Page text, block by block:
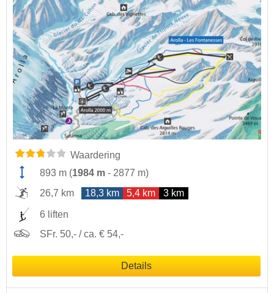
Waardering
893 m (1984 m - 2877 m)
26,7 km
18,3 km 5,4 km 3 km
6 liften
SFr. 50,- / ca. € 54,-
Details